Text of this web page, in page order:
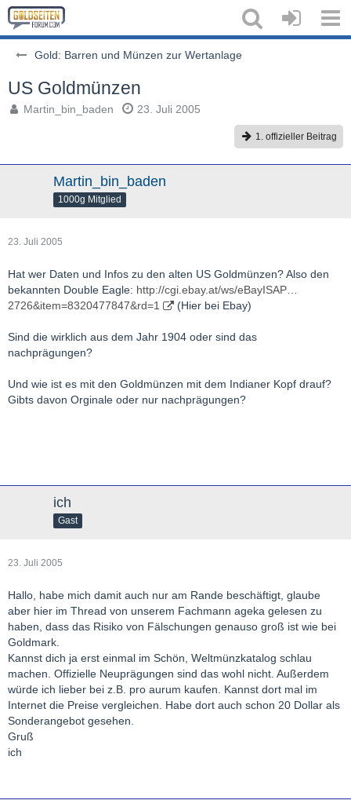
Gold: Barren und Münzen zur Wertanlage
US Goldmünzen
Martin_bin_baden 23. Juli 2005
1. offizieller Beitrag
Martin_bin_baden
1000g Mitglied
23. Juli 2005
Hat wer Daten und Infos zu den alten US Goldmünzen? Also den
bekannten Double Eagle: http://cgi.ebay.at/ws/eBayISAP…
2726&item=8320477847&rd=1
(Hier bei Ebay)
Sind die wirklich aus dem Jahr 1904 oder sind das
nachprägungen?
Und wie ist es mit den Goldmünzen mit dem Indianer Kopf drauf?
Gibts davon Orginale oder nur nachprägungen?
ich
Gast
23. Juli 2005
Hallo, habe mich damit auch nur am Rande beschäftigt, glaube
aber hier im Thread von unserem Fachmann ageka gelesen zu
haben, dass das Risiko von Fälschungen genauso groß ist wie bei
Goldmark.
Kannst dich ja erst einmal im Schön, Weltmünzkatalog schlau
machen. Offizielle Neuprägungen sind das wohl nicht. Außerdem
würde ich lieber bei z.B. pro aurum kaufen. Kannst dort mal im
Internet die Preise vergleichen. Habe dort auch schon 20 Dollar als
Sonderangebot gesehen.
Gruß
ich